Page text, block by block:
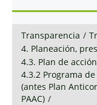
Transparencia /
4. Planeación,
4.3. Plan de acción
4.3.2 Programa
(antes Plan
PAAC) /